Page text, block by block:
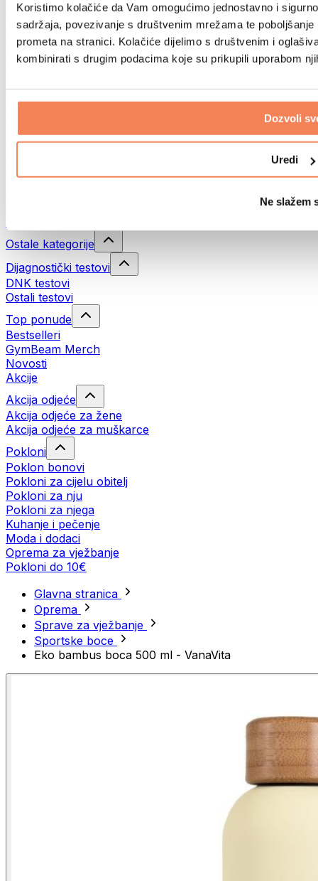
Koristimo kolačiće da Vam omogućimo jednostavno i
sadržaja, povezivanje s društvenim mrežama te
prometa na stranici. Kolačiće dijelimo s društvenim i
kombinirati s drugim podacima koje su prikupili uporabom
Dozvoli
Uredi
Ne slažem
Biciklizam
Joga i pilates
Kupanje hladnom vodom
Plivanje
Planinarenje
Biohacking
Terapija crvenim svjetlom
Eko kućanstvo
Ostale kategorije
Dijagnostički testovi
DNK testovi
Ostali testovi
Top ponude
Bestselleri
GymBeam Merch
Novosti
Akcije
Akcija odjeće
Akcija odjeće za žene
Akcija odjeće za muškarce
Pokloni
Poklon bonovi
Pokloni za cijelu obitelj
Pokloni za nju
Pokloni za njega
Kuhanje i pečenje
Moda i dodaci
Oprema za vježbanje
Pokloni do 10€
Glavna stranica
Oprema
Sprave za vježbanje
Sportske boce
Eko bambus boca 500 ml - VanaVita